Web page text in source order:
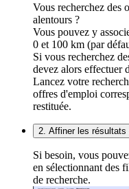
Vous recherchez des
alentours ?
Vous pouvez y
0 et 100 km (par
Si vous recherchez
devez alors effectuer
Lancez votre
offres d'emploi
restituée.
2. Affiner les résultats
Si besoin, vous
en sélectionnant des
de recherche.